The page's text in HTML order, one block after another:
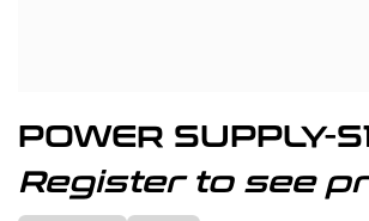
POWER SUPPLY-
Register to see